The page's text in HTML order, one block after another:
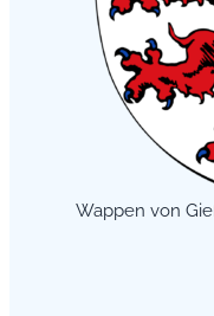
Wappen von